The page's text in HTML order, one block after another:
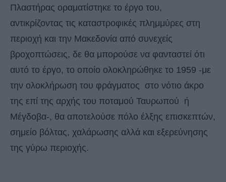
Πλαστήρας οραματίστηκε το έργο του,
αντικρίζοντας τις καταστροφικές πλημμύρες στη
περιοχή και την Μακεδονία από συνεχείς
βροχοπτώσεις, δε θα μπορούσε να φανταστεί ότι
αυτό το έργο, το οποίο ολοκληρώθηκε το 1959 -με
την ολοκλήρωση του φράγματος στο νότιο άκρο
της επί της αρχής του ποταμού Ταυρωπού ή
Μέγδοβα-, θα αποτελούσε πόλο έλξης επισκεπτών,
σημείο βόλτας, χαλάρωσης αλλά και εξερεύνησης
της γύρω περιοχής.